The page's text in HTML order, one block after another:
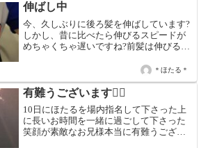
伸ばし中
今、久しぶりに後ろ髪を伸ばしています?
しかし、昔に比べたら伸びるスピードが
めちゃくちゃ遅いですね?前髪は伸びるス
＊ほたる＊
有難うございます🙇‍♀️
10日にほたるを場内指名して下さった上
に長いお時間を一緒に過ごして下さった
笑顔が素敵なお兄様本当に有難うござい